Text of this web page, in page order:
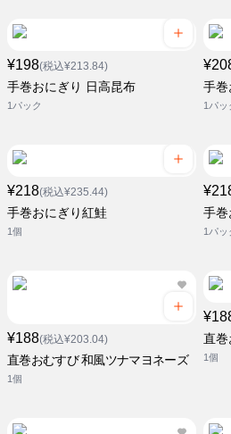
¥198(税込¥213.84)
手巻おにぎり 日高昆布
1パック
手巻
1パッ
¥218(税込¥235.44)
手巻おにぎり紅鮭
1個
手巻
1パッ
¥188(税込¥203.04)
直巻おむすび 和風ツナマヨネーズ
1個
直巻
1個